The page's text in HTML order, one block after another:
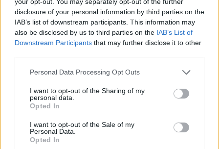
disclosure of your personal information by third parties on the
IAB’s list of downstream participants. This information may
also be disclosed by us to third parties on the IAB’s List of
Downstream Participants that may further disclose it to other
Personal Data Processing Opt Outs
I want to opt-out of the Sharing of my
personal data.
Opted In
I want to opt-out of the Sale of my
Personal Data.
Opted In